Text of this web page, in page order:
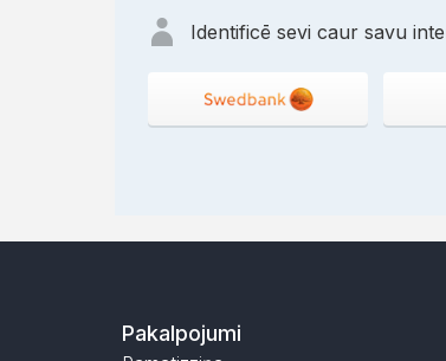
Identificē sevi caur savu
Pakalpojumi